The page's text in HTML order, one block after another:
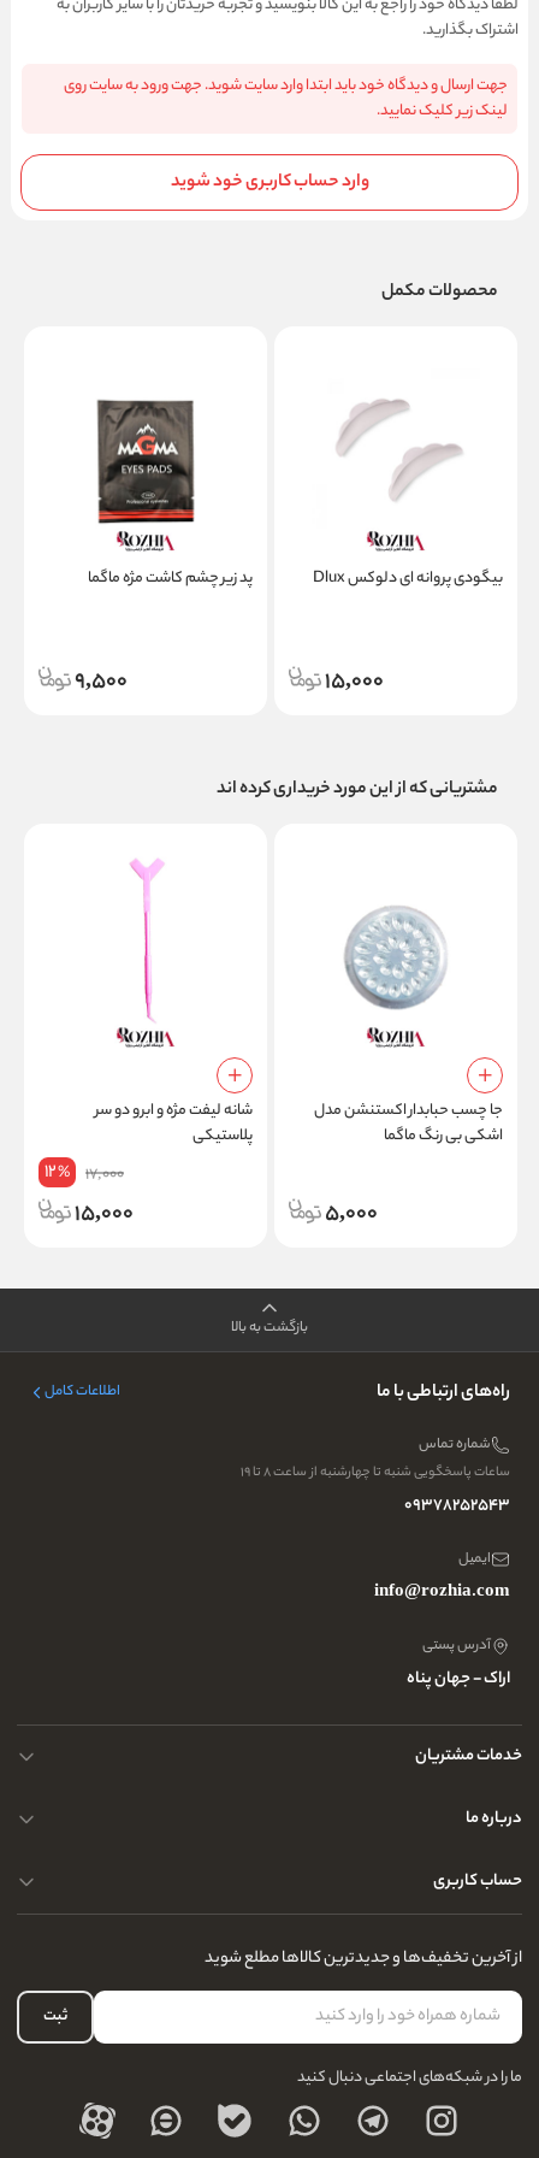
لطفا دیدگاه خود را راجع به این کالا بنویسید و تجربه خریدتان را با سایر کاربران به
اشتراک بگذارید.
جهت ارسال و دیدگاه خود باید ابتدا وارد سایت شوید. جهت ورود به سایت روی
لینک زیر کلیک نمایید.
وارد حساب کاربری خود شوید
محصولات مکمل
بیگودی پروانه ای دلوکس Dlux
15,000
پد زیر چشم کاشت مژه ماگما
9,500
مشتریانی که از این مورد خریداری کرده اند
جا چسب حبابدار اکستنشن مدل
اشکی بی رنگ ماگما
5,000
شانه لیفت مژه و ابرو دو سر
پلاستیکی
17,000
12%
15,000
بازگشت به بالا
راه‌های ارتباطی با ما اطلاعات کامل
شماره تماس
ساعات پاسخگویی شنبه تا چهارشنبه از ساعت ۸ تا ۱۹
09378252543
ایمیل
info@rozhia.com
آدرس پستی
اراک - جهان پناه
خدمات مشتریان
حریم خصوصی کاربران
تماس با ما
درباره ما
سوالات متداول
آدرس فروشگاه
نحوه ارسال کالا
نحوه بازگشت کالا
درباره ما
حساب کاربری
لیست علاقه‌مندی
حساب کاربری
از آخرین تخفیف‌ها و جدیدترین کالاها مطلع شوید
ثبت
ما را در شبکه‌های اجتماعی دنبال کنید